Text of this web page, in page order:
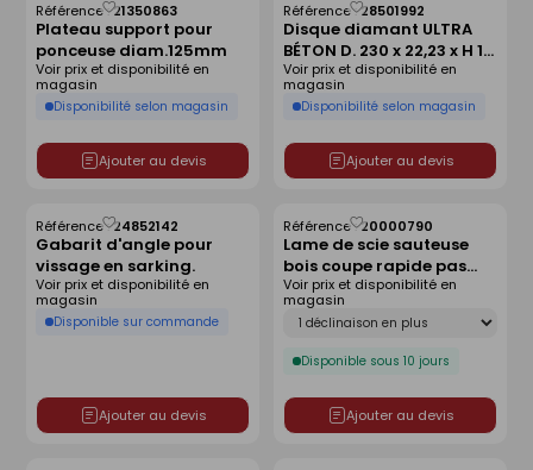
Plateau support pour
ponceuse diam.125mm
Référence :21350863
Disponibilité selon magasin
Voir prix et disponibilité en
magasin
Ajouter au devis
Enregistrer
comme
liste
Disque diamant ULTRA
BÉTON D. 230 x 22,23 x H 15
mm Béton/Béton armé
Référence :28501992
Disponibilité selon magasin
Voir prix et disponibilité en
magasin
Ajouter au devis
Enregistrer
comme
liste
Gabarit d'angle pour
vissage en sarking.
Référence :24852142
Disponible sur commande
Voir prix et disponibilité en
magasin
Ajouter au devis
Enregistrer
comme
liste
Lame de scie sauteuse
bois coupe rapide pas
4mm 110mm - lot de 5
pièces
Référence :20000790
Déclinaison
Disponible sous 10 jours
Voir prix et disponibilité en
magasin
Ajouter au devis
Enregistrer
comme
liste